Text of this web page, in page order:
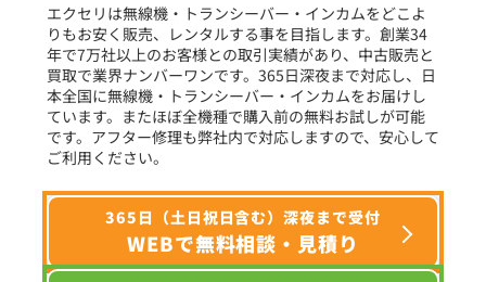
選択条件をリセット
エクセリは無線機・トランシーバー・インカムをどこよ
りもお安く販売、レンタルする事を目指します。創業34
年で7万社以上のお客様との取引実績があり、中古販売と
買取で業界ナンバーワンです。365日深夜まで対応し、日
本全国に無線機・トランシーバー・インカムをお届けし
ています。またほぼ全機種で購入前の無料お試しが可能
です。アフター修理も弊社内で対応しますので、安心して
ご利用ください。
365日（土日祝日含む）深夜まで受付
WEBで無料相談・見積り